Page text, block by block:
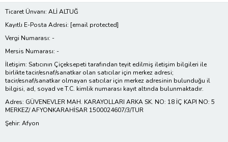
Ticaret Ünvanı: ALİ ALTUĞ
Kayıtlı E-Posta Adresi: [email protected]
Vergi Numarası: -
Mersis Numarası: -
İletişim: Satıcının Çiçeksepeti tarafından teyit edilmiş iletişim bilgileri ile
birlikte tacir/esnaf/sanatkar olan satıcılar için merkez adresi;
tacir/esnaf/sanatkar olmayan satıcılar için merkez adresinin bulunduğu il
bilgisi, ad, soyad ve T.C. kimlik numarası kayıt altında bulunmaktadır.
Adres: GÜVENEVLER MAH. KARAYOLLARI ARKA SK. NO: 18 İÇ KAPI NO: 5
MERKEZ/ AFYONKARAHİSAR 1500024607/3/TUR
Şehir: Afyon